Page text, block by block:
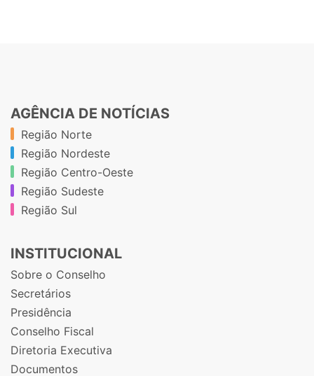
AGÊNCIA DE NOTÍCIAS
Região Norte
Região Nordeste
Região Centro-Oeste
Região Sudeste
Região Sul
INSTITUCIONAL
Sobre o Conselho
Secretários
Presidência
Conselho Fiscal
Diretoria Executiva
Documentos